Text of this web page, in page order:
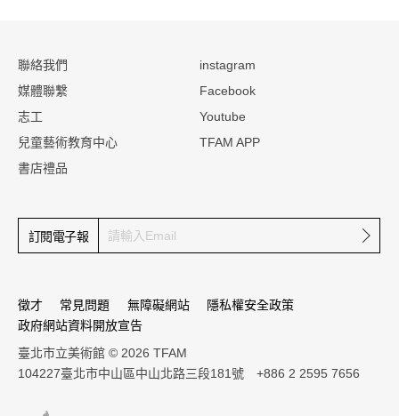
聯絡我們
媒體聯繫
志工
兒童藝術教育中心
書店禮品
instagram
Facebook
Youtube
TFAM APP
訂閱電子報 確定
徵才 常見問題 無障礙網站
隱私權安全政策
政府網站資料開放宣告
臺北市立美術館 © 2026 TFAM
104227臺北市中山區中山北路三段181號 +886 2 2595 7656